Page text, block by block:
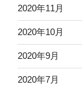
2020年11月
2020年10月
2020年9月
2020年7月